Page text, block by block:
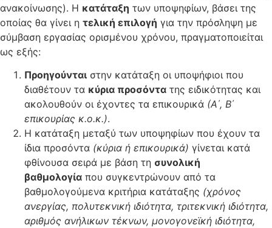
ανακοίνωσης). Η κατάταξη των υποψηφίων, βάσει της
οποίας θα γίνει η τελική επιλογή για την πρόσληψη με
σύμβαση εργασίας ορισμένου χρόνου, πραγματοποιείται
ως εξής:
Προηγούνται στην κατάταξη οι υποψήφιοι που
διαθέτουν τα κύρια προσόντα της ειδικότητας και
ακολουθούν οι έχοντες τα επικουρικά (Α΄, Β΄
επικουρίας κ.ο.κ.).
Η κατάταξη μεταξύ των υποψηφίων που έχουν τα
ίδια προσόντα (κύρια ή επικουρικά) γίνεται κατά
φθίνουσα σειρά με βάση τη συνολική
βαθμολογία που συγκεντρώνουν από τα
βαθμολογούμενα κριτήρια κατάταξης (χρόνος
ανεργίας, πολυτεκνική ιδιότητα, τριτεκνική ιδιότητα,
αριθμός ανήλικων τέκνων, μονογονεϊκή ιδιότητα,